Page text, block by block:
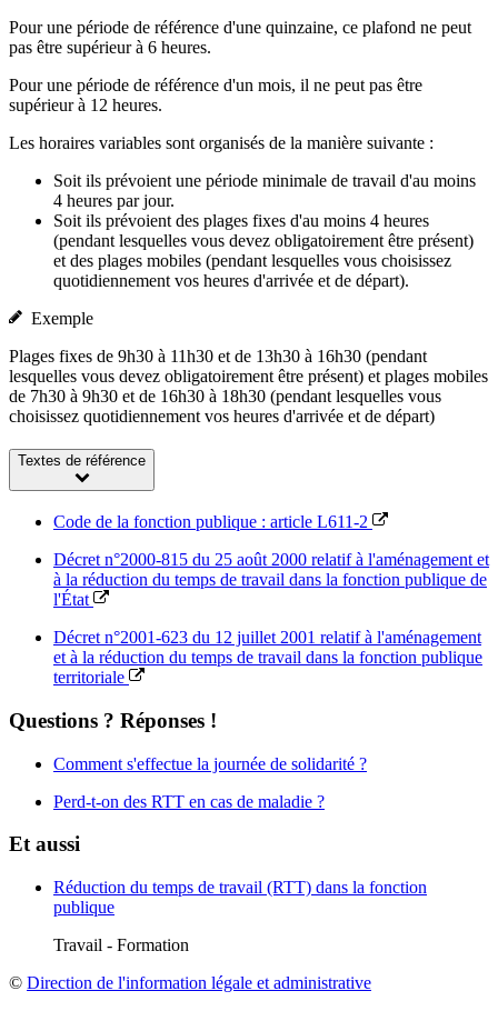
Pour une période de référence d'une quinzaine, ce plafond ne peut
pas être supérieur à 6 heures.
Pour une période de référence d'un mois, il ne peut pas être
supérieur à 12 heures.
Les horaires variables sont organisés de la manière suivante :
Soit ils prévoient une période minimale de travail d'au moins
4 heures par jour.
Soit ils prévoient des plages fixes d'au moins 4 heures
(pendant lesquelles vous devez obligatoirement être présent)
et des plages mobiles (pendant lesquelles vous choisissez
quotidiennement vos heures d'arrivée et de départ).
Exemple
Plages fixes de 9h30 à 11h30 et de 13h30 à 16h30 (pendant
lesquelles vous devez obligatoirement être présent) et plages mobiles
de 7h30 à 9h30 et de 16h30 à 18h30 (pendant lesquelles vous
choisissez quotidiennement vos heures d'arrivée et de départ)
Textes de référence
Code de la fonction publique : article L611-2
Décret n°2000-815 du 25 août 2000 relatif à l'aménagement et
à la réduction du temps de travail dans la fonction publique de
l'État
Décret n°2001-623 du 12 juillet 2001 relatif à l'aménagement
et à la réduction du temps de travail dans la fonction publique
territoriale
Questions ? Réponses !
Comment s'effectue la journée de solidarité ?
Perd-t-on des RTT en cas de maladie ?
Et aussi
Réduction du temps de travail (RTT) dans la fonction
publique
Travail - Formation
© Direction de l'information légale et administrative